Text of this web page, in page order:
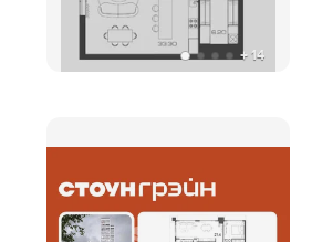
+ 14